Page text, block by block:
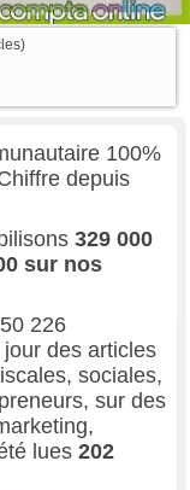
100%
depuis
329 000
sur nos
226
des articles
sociales,
sur des
lues 202